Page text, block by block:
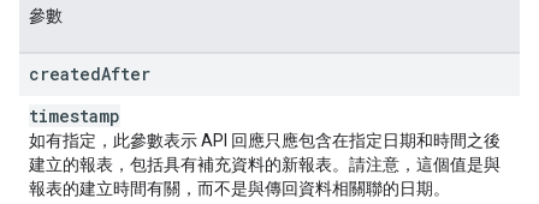
參數
createdAfter
timestamp
如有指定，此參數表示 API 回應只應包含在指定日期和時間之後
建立的報表，包括具有補充資料的新報表。請注意，這個值是與
報表的建立時間有關，而不是與傳回資料相關聯的日期。